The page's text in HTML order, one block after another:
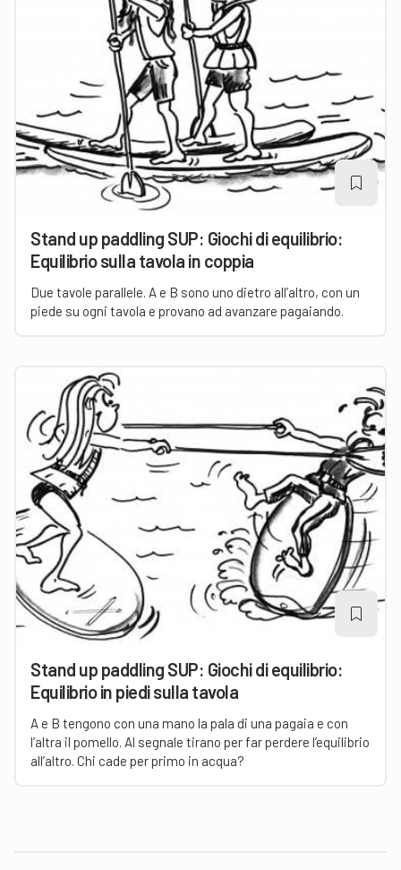
Stand up paddling SUP: Giochi di equilibrio:
Equilibrio sulla tavola in coppia
Due tavole parallele. A e B sono uno dietro all’altro, con un
piede su ogni tavola e provano ad avanzare pagaiando.
Stand up paddling SUP: Giochi di equilibrio:
Equilibrio in piedi sulla tavola
A e B tengono con una mano la pala di una pagaia e con
l’altra il pomello. Al segnale tirano per far perdere l’equilibrio
all’altro. Chi cade per primo in acqua?